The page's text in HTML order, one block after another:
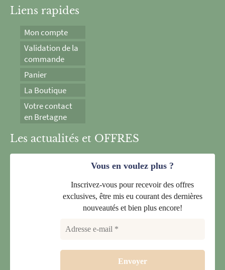
Liens rapides
Mon compte
Validation de la
commande
Panier
La Boutique
Votre contact
en Bretagne
Les actualités et OFFRES
Vous en voulez plus ?
Inscrivez-vous pour recevoir des offres
exclusives, être mis eu courant des dernières
nouveautés et bien plus encore!